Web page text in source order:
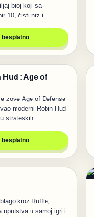
broj koji sa
10, čisti niz i
besplatno
Hud : Age of
zove Age of Defense
moderni Robin Hud
strateskih…
besplatno
kroz Ruffle,
uputstva u samoj igri i